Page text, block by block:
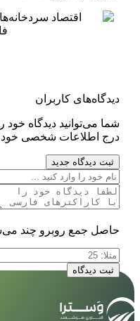
دیدگاه‌های کاربران
شما می‌توانید دیدگاه
درج اطلاعات شخصی خود
ثبت دیدگاه جدید
حاصل جمع روبرو چند
ثبت دیدگاه